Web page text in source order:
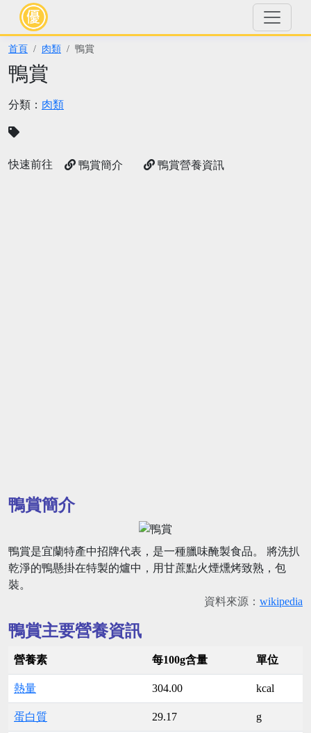
首頁 肉類 鴨賞
鴨賞
分類： 肉類
快速前往 鴨賞簡介 鴨賞營養資訊
鴨賞簡介
鴨賞是宜蘭特產中招牌代表，是一種臘味醃製食品。 將洗扒
乾淨的鴨懸掛在特製的爐中，用甘蔗點火煙燻烤致熟，包
裝。
資料來源： wikipedia
鴨賞主要營養資訊
營養素 每100g含量 單位
熱量 304.00 kcal
蛋白質 29.17 g